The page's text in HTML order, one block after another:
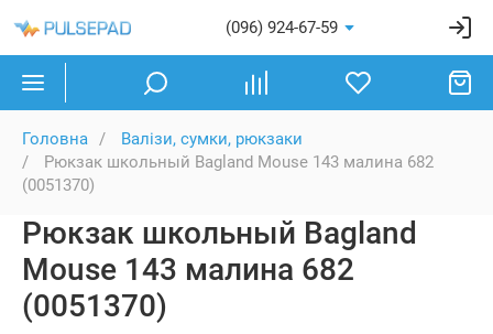
(096) 924-67-59
Головна
Валізи, сумки, рюкзаки
Рюкзак школьный Bagland Mouse 143 малина 682
(0051370)
Рюкзак школьный Bagland
Mouse 143 малина 682
(0051370)